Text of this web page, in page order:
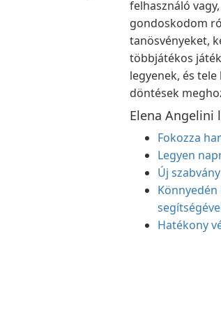
felhasználó
gondoskodom
tanösvényeket,
többjátékos
legyenek, és
döntések
Elena Angelini
Fokozza
Legyen
Új
Könnyedén
Hatékony